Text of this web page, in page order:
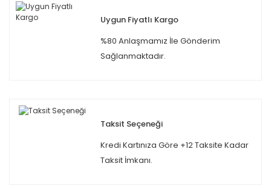
Uygun Fiyatlı Kargo
%80 Anlaşmamız İle Gönderim
Sağlanmaktadır.
Taksit Seçeneği
Kredi Kartınıza Göre +12 Taksite Kadar
Taksit İmkanı.